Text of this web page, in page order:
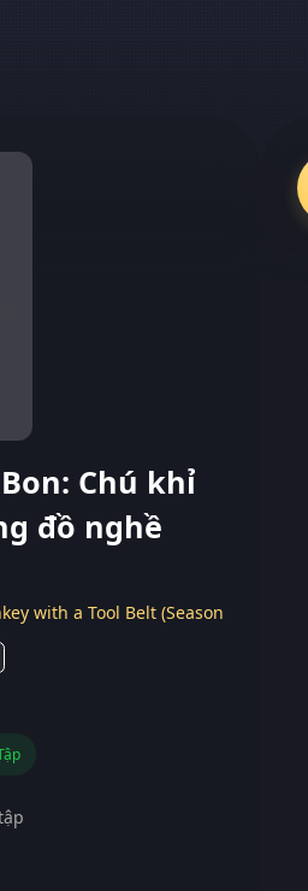
Chú khỉ
đồ nghề
with a Tool Belt (Season